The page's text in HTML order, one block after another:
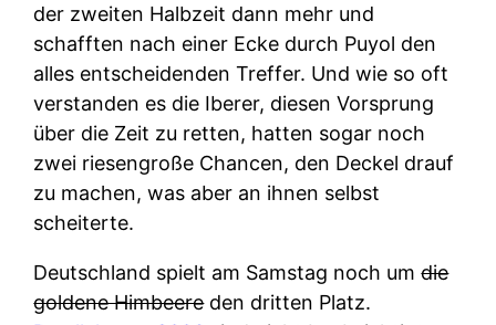
der zweiten Halbzeit dann mehr und
schafften nach einer Ecke durch Puyol den
alles entscheidenden Treffer. Und wie so oft
verstanden es die Iberer, diesen Vorsprung
über die Zeit zu retten, hatten sogar noch
zwei riesengroße Chancen, den Deckel drauf
zu machen, was aber an ihnen selbst
scheiterte.
Deutschland spielt am Samstag noch umdie
goldene Himbeereden dritten Platz.